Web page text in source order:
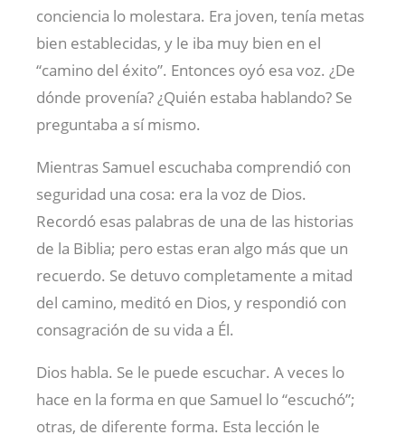
conciencia lo molestara. Era joven, tenía metas
bien establecidas, y le iba muy bien en el
“camino del éxito”. Entonces oyó esa voz. ¿De
dónde provenía? ¿Quién estaba hablando? Se
preguntaba a sí mismo.
Mientras Samuel escuchaba comprendió con
seguridad una cosa: era la voz de Dios.
Recordó esas palabras de una de las historias
de la Biblia; pero estas eran algo más que un
recuerdo. Se detuvo completamente a mitad
del camino, meditó en Dios, y respondió con
consagración de su vida a Él.
Dios habla. Se le puede escuchar. A veces lo
hace en la forma en que Samuel lo “escuchó”;
otras, de diferente forma. Esta lección le